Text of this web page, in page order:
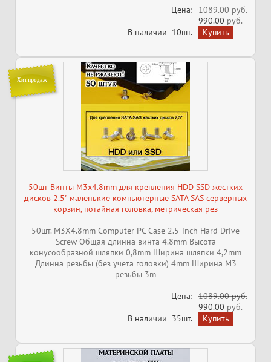
Цена: 1089.00 руб.
990.00 руб.
В наличии 10шт.
Хит продаж
50шт Винты M3х4.8mm для крепления HDD SSD жестких
дисков 2.5" маленькие компьютерные SATA SAS серверных
корзин, потайная головка, метрическая рез
50шт. M3Х4.8mm Computer PC Case 2.5-inch Hard Drive
Screw Общая длинна винта 4.8mm Высота
конусообразной шляпки 0,8mm Ширина шляпки 4,2mm
Длинна резьбы (без учета головки) 4mm Ширина M3
резьбы 3m
Цена: 1089.00 руб.
990.00 руб.
В наличии 35шт.